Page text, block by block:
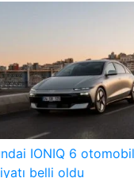
IONIQ 6
belli oldu